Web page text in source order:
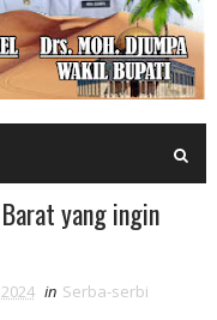
yang ingin
in Serba-serbi